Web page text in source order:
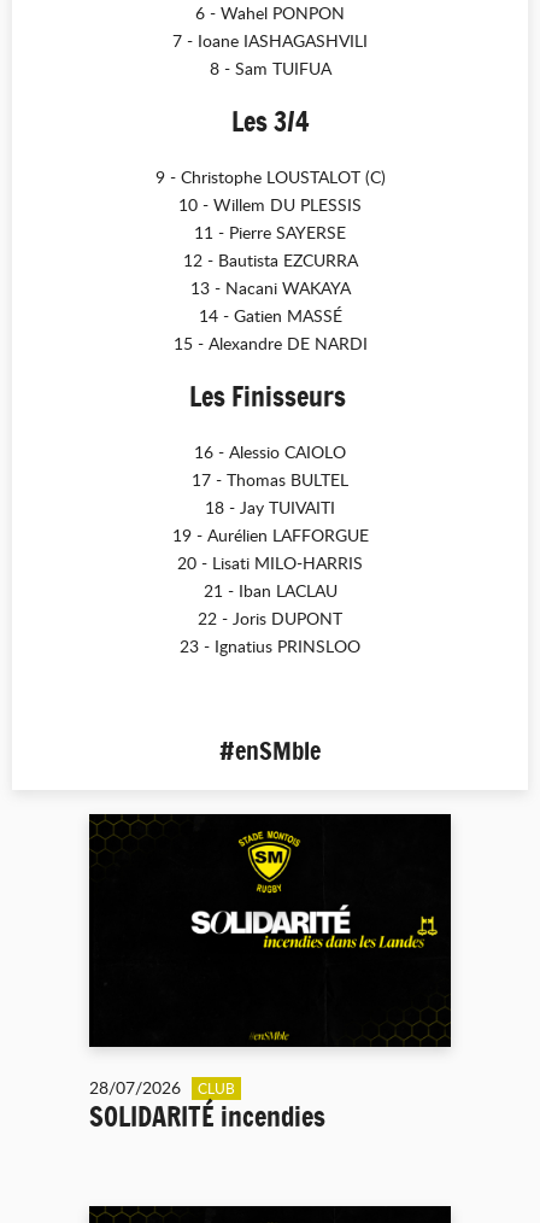
6 - Wahel PONPON
7 - Ioane IASHAGASHVILI
8 - Sam TUIFUA
Les 3/4
9 - Christophe LOUSTALOT (C)
10 - Willem DU PLESSIS
11 - Pierre SAYERSE
12 - Bautista EZCURRA
13 - Nacani WAKAYA
14 - Gatien MASSÉ
15 - Alexandre DE NARDI
Les Finisseurs
16 - Alessio CAIOLO
17 - Thomas BULTEL
18 - Jay TUIVAITI
19 - Aurélien LAFFORGUE
20 - Lisati MILO-HARRIS
21 - Iban LACLAU
22 - Joris DUPONT
23 - Ignatius PRINSLOO
#enSMble
28/07/2026 CLUB
SOLIDARITÉ incendies